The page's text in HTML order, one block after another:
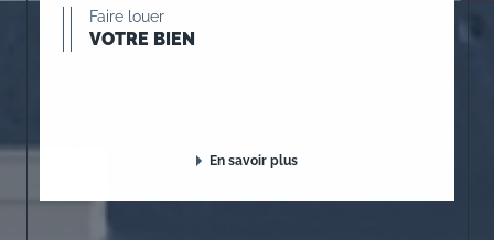
Faire louer
VOTRE BIEN
En savoir plus